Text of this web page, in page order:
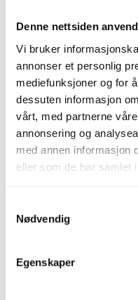
Denne nettsiden
Vi bruker
annonser et personlig
mediefunksjoner og for
dessuten informasjon
vårt, med partnerne
annonsering og
med annen informasjon
eller som de har samlet
Nødvendig
Egenskaper
Bestillingsforslag.
Antall på lager
Minste antall)
Foreslått
produktkortet:
Disponibelt
status som